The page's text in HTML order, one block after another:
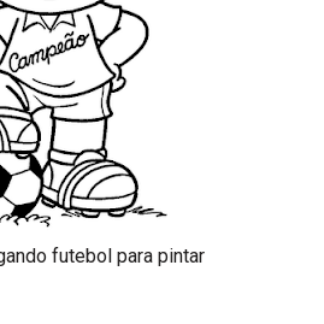
futebol para pintar